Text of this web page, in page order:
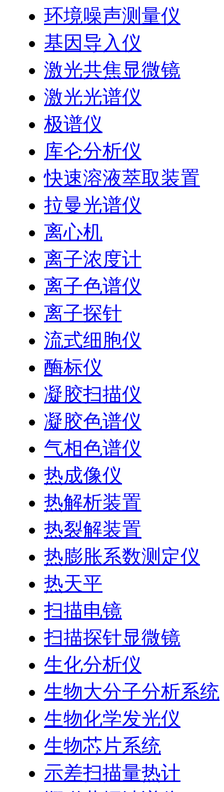
环境噪声测量仪
基因导入仪
激光共焦显微镜
激光光谱仪
极谱仪
库仑分析仪
快速溶液萃取装置
拉曼光谱仪
离心机
离子浓度计
离子色谱仪
离子探针
流式细胞仪
酶标仪
凝胶扫描仪
凝胶色谱仪
气相色谱仪
热成像仪
热解析装置
热裂解装置
热膨胀系数测定仪
热天平
扫描电镜
扫描探针显微镜
生化分析仪
生物大分子分析系统
生物化学发光仪
生物芯片系统
示差扫描量热计